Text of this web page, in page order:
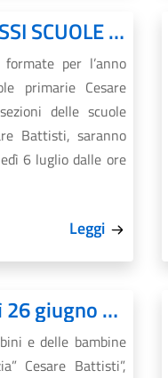
584. FORMAZIONE CLASSI SCUOLE PRIMARIE E DELL’INFANZIA – A.S.2026-27. COMUNICAZIONE DELLE CLASSI E DELLE SEZIONI
per l’anno
primarie Cesare
delle scuole
Battisti, saranno
6 luglio dalle ore
Leggi
n. 579 circolare Venerdì 26 giugno ultimo giorno di Scuola dell’Infanzia per l’anno scolastico 2025/2026.
e delle bambine
Cesare Battisti”,